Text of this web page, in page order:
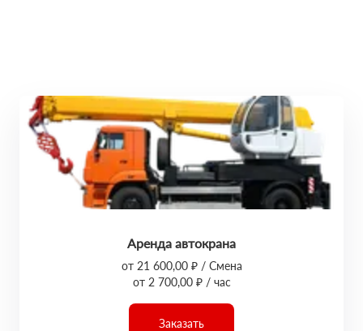
Аренда автокрана
от 21 600,00 ₽ / Смена
от 2 700,00 ₽ / час
Заказать